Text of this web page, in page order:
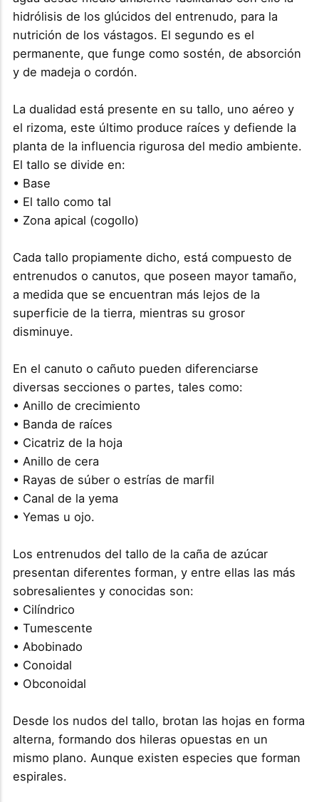
hidrólisis de los glúcidos del entrenudo, para la
nutrición de los vástagos. El segundo es el
permanente, que funge como sostén, de absorción
y de madeja o cordón.
La dualidad está presente en su tallo, uno aéreo y
el rizoma, este último produce raíces y defiende la
planta de la influencia rigurosa del medio ambiente.
El tallo se divide en:
• Base
• El tallo como tal
• Zona apical (cogollo)
Cada tallo propiamente dicho, está compuesto de
entrenudos o canutos, que poseen mayor tamaño,
a medida que se encuentran más lejos de la
superficie de la tierra, mientras su grosor
disminuye.
En el canuto o cañuto pueden diferenciarse
diversas secciones o partes, tales como:
• Anillo de crecimiento
• Banda de raíces
• Cicatriz de la hoja
• Anillo de cera
• Rayas de súber o estrías de marfil
• Canal de la yema
• Yemas u ojo.
Los entrenudos del tallo de la caña de azúcar
presentan diferentes forman, y entre ellas las más
sobresalientes y conocidas son:
• Cilíndrico
• Tumescente
• Abobinado
• Conoidal
• Obconoidal
Desde los nudos del tallo, brotan las hojas en forma
alterna, formando dos hileras opuestas en un
mismo plano. Aunque existen especies que forman
espirales.